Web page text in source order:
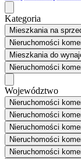
Kategoria
Mieszkaniana
Nieruchomości
Mieszkaniado
Nieruchomości
Województwo
Nieruchomości
Nieruchomości
Nieruchomości
Nieruchomości
Nieruchomości